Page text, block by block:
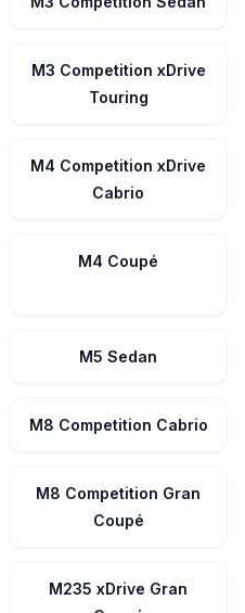
M3 Competition xDrive
Touring
M4 Competition xDrive
Cabrio
M4 Coupé
M5 Sedan
M8 Competition Cabrio
M8 Competition Gran
Coupé
M235 xDrive Gran